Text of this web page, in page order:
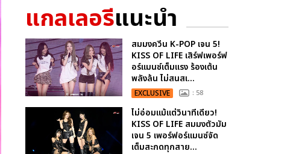
แกลเลอรีแนะนำ
สมมงควีน K-POP เจน 5!
KISS OF LIFE เสิร์ฟเพอร์ฟ
อร์แมนซ์เต็มแรง ร้องเต้น
พลังล้น ไม่สนสเ...
EXCLUSIVE : 58
ไม่อ่อมแม้แต่วินาทีเดียว!
KISS OF LIFE สมมงตัวมัม
เจน 5 เพอร์ฟอร์แมนซ์จัด
เต็มสะกดทุกสาย...